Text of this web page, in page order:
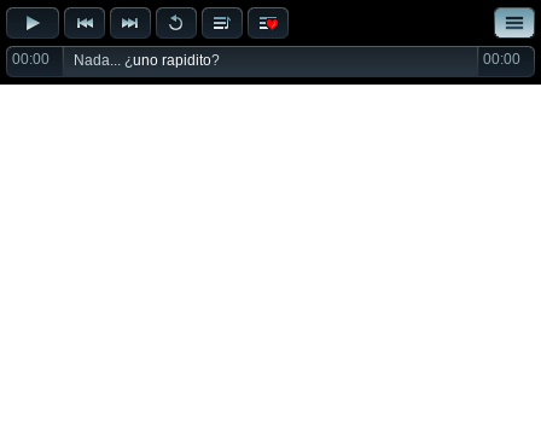
00:00 Nada... ¿uno rapidito? 00:00